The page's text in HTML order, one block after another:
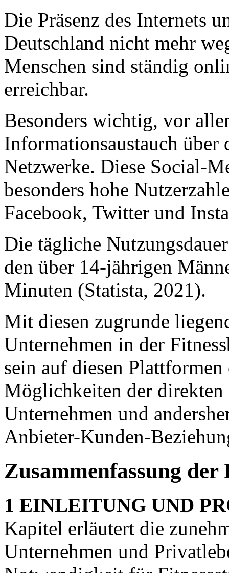
Die Präsenz des Internets
Deutschland nicht mehr
Menschen sind ständig
erreichbar.
Besonders wichtig, vor
Informationsaustauch über
Netzwerke. Diese Social-
besonders hohe
Facebook, Twitter und
Die tägliche
den über 14-jährigen
Minuten (Statista, 2021).
Mit diesen zugrunde
Unternehmen in der
sein auf diesen
Möglichkeiten der
Unternehmen und
Anbieter-Kunden-
Zusammenfassung der
1 EINLEITUNG UND
Kapitel erläutert die
Unternehmen und